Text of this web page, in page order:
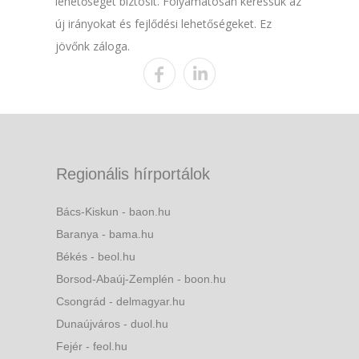
új irányokat és fejlődési lehetőségeket. Ez
jövőnk záloga.
Regionális hírportálok
Bács-Kiskun - baon.hu
Baranya - bama.hu
Békés - beol.hu
Borsod-Abaúj-Zemplén - boon.hu
Csongrád - delmagyar.hu
Dunaújváros - duol.hu
Fejér - feol.hu